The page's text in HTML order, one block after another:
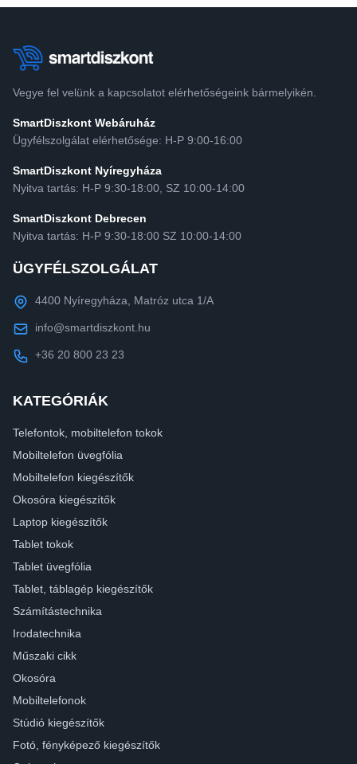
Vegye fel velünk a kapcsolatot elérhetőségeink bármelyikén.
SmartDiszkont Webáruház
Ügyfélszolgálat elérhetősége: H-P 9:00-16:00
SmartDiszkont Nyíregyháza
Nyitva tartás: H-P 9:30-18:00, SZ 10:00-14:00
SmartDiszkont Debrecen
Nyitva tartás: H-P 9:30-18:00 SZ 10:00-14:00
ÜGYFÉLSZOLGÁLAT
4400 Nyíregyháza, Matróz utca 1/A
info@smartdiszkont.hu
+36 20 800 23 23
KATEGÓRIÁK
Telefontok, mobiltelefon tokok
Mobiltelefon üvegfólia
Mobiltelefon kiegészítők
Okosóra kiegészítők
Laptop kiegészítők
Tablet tokok
Tablet üvegfólia
Tablet, táblagép kiegészítők
Számítástechnika
Irodatechnika
Műszaki cikk
Okosóra
Mobiltelefonok
Stúdió kiegészítők
Fotó, fényképező kiegészítők